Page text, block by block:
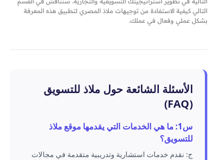
التالي كيفية الاستفادة من توجيهات ملاذ المصري لتطبيق هذه المعرفة
بشكل عملي وفعال في عملك.
الأسئلة الشائعة حول ملاذ للتسويق
(FAQ)
س1: ما هي الخدمات التي يقدمها موقع ملاذ
للتسويق؟
ج: نقدم خدمات استشارية وتدريبية متقدمة في مجالات